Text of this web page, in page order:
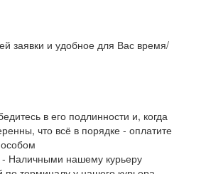
заявки и удобное для Вас время/
в его подлинности и, когда
что всё в порядке - оплатите
- Наличными нашему курьеру